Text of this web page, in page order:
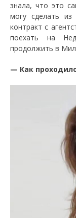
знала, что это
могу сделать из
контракт с
поехать на
продолжить в
— Как